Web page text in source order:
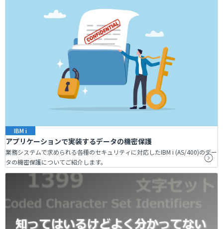
IBM i
アプリケーションで実装するデータの機密保護
業務システムで求められる各種のセキュリティに対応したIBM i (AS/400)のデー
タの機密保護についてご紹介します。